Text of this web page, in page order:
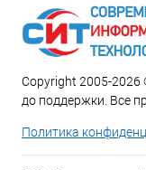
Copyright 2005-2026
до поддержки. Все
Политика